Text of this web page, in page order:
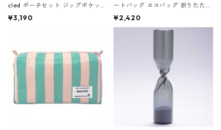
cled ポーチセット ジップポケット
ファスナーポーチ 撥水加工 トラベ
ーガンディー、オフホワイト
¥3,190
ートバッグ エコバッグ 折りたたみ
大きめ 撥水加工 収納ポーチ CRO
CODILE/Black クロコダイル/ブラ
¥2,420